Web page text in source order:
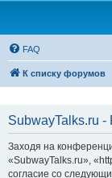
FAQ
К списку форумов
SubwayTalks.ru -
Заходя на
«SubwayTalks.ru»,
согласие со